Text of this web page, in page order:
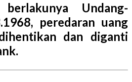
Undang-
peredaran uang
dan diganti